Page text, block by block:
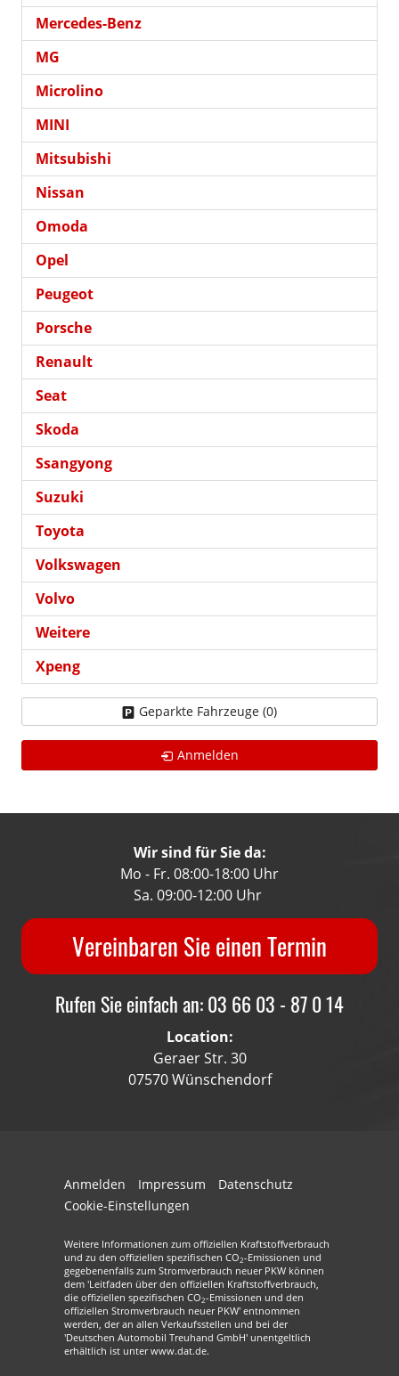
Mercedes-Benz
MG
Microlino
MINI
Mitsubishi
Nissan
Omoda
Opel
Peugeot
Porsche
Renault
Seat
Skoda
Ssangyong
Suzuki
Toyota
Volkswagen
Volvo
Weitere
Xpeng
Geparkte Fahrzeuge (0)
Anmelden
Wir sind für Sie da:
Mo - Fr. 08:00-18:00 Uhr
Sa. 09:00-12:00 Uhr
Vereinbaren Sie einen Termin
Rufen Sie einfach an: 03 66 03 - 87 0 14
Location:
Geraer Str. 30
07570 Wünschendorf
Anmelden Impressum
Datenschutz
Cookie-Einstellungen
Weitere Informationen zum offiziellen Kraftstoffverbrauch
und zu den offiziellen spezifischen CO2-Emissionen und
gegebenenfalls zum Stromverbrauch neuer PKW können
dem 'Leitfaden über den offiziellen Kraftstoffverbrauch,
die offiziellen spezifischen CO2-Emissionen und den
offiziellen Stromverbrauch neuer PKW' entnommen
werden, der an allen Verkaufsstellen und bei der
'Deutschen Automobil Treuhand GmbH' unentgeltlich
erhältlich ist unter www.dat.de.